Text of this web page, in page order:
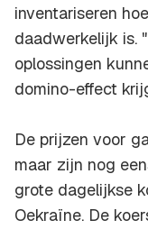
inventariseren
daadwerkelijk is.
oplossingen
domino-effect
De prijzen voor
maar zijn nog
grote dagelijkse
Oekraïne. De